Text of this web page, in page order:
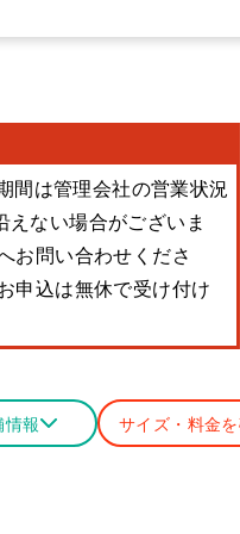
間は管理会社の営業状況
ない場合がございま
お問い合わせくださ
申込は無休で受け付け
情報 サイズ・料金